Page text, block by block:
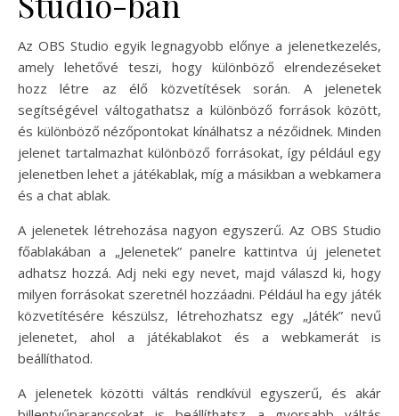
Az OBS Studio egyik legnagyobb előnye a jelenetkezelés,
amely lehetővé teszi, hogy különböző elrendezéseket
hozz létre az élő közvetítések során. A jelenetek
segítségével váltogathatsz a különböző források között,
és különböző nézőpontokat kínálhatsz a nézőidnek. Minden
jelenet tartalmazhat különböző forrásokat, így például egy
jelenetben lehet a játékablak, míg a másikban a webkamera
és a chat ablak.
A jelenetek létrehozása nagyon egyszerű. Az OBS Studio
főablakában a „Jelenetek” panelre kattintva új jelenetet
adhatsz hozzá. Adj neki egy nevet, majd válaszd ki, hogy
milyen forrásokat szeretnél hozzáadni. Például ha egy játék
közvetítésére készülsz, létrehozhatsz egy „Játék” nevű
jelenetet, ahol a játékablakot és a webkamerát is
beállíthatod.
A jelenetek közötti váltás rendkívül egyszerű, és akár